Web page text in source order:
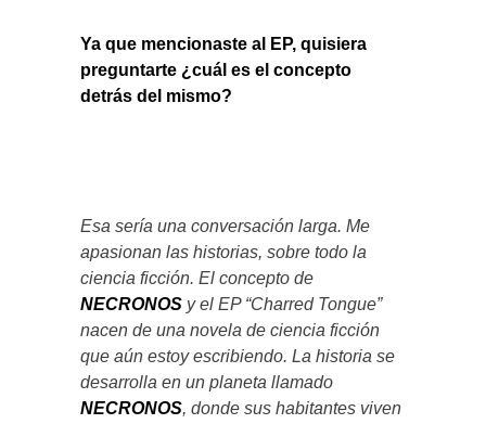
Ya que mencionaste al EP, quisiera
preguntarte ¿cuál es el concepto
detrás del mismo?
Esa sería una conversación larga. Me
apasionan las historias, sobre todo la
ciencia ficción. El concepto de
NECRONOS y el EP “Charred Tongue”
nacen de una novela de ciencia ficción
que aún estoy escribiendo. La historia se
desarrolla en un planeta llamado
NECRONOS, donde sus habitantes viven